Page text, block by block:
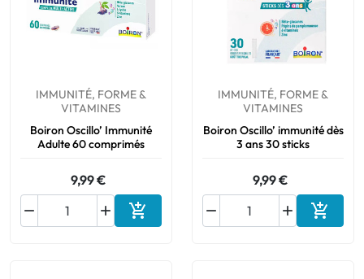
IMMUNITÉ, FORME &
VITAMINES
Boiron Oscillo’ Immunité
Adulte 60 comprimés
9,99 €

 Ajouter au panier
IMMUNITÉ, FORME &
VITAMINES
Boiron Oscillo’ immunité dès
3 ans 30 sticks
9,99 €

 